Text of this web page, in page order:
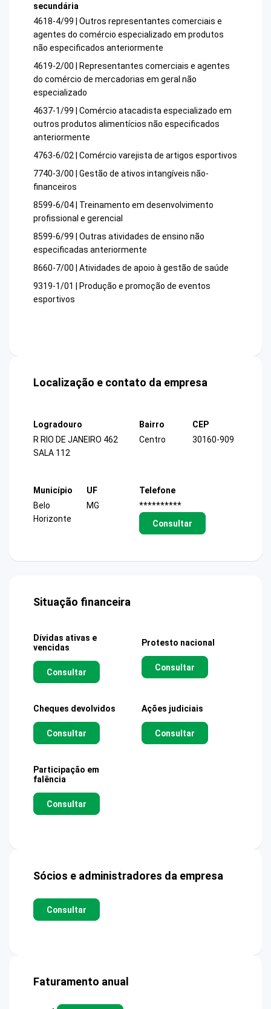
secundária
4618-4/99 | Outros representantes comerciais e
agentes do comércio especializado em produtos
não especificados anteriormente
4619-2/00 | Representantes comerciais e agentes
do comércio de mercadorias em geral não
especializado
4637-1/99 | Comércio atacadista especializado em
outros produtos alimentícios não especificados
anteriormente
4763-6/02 | Comércio varejista de artigos esportivos
7740-3/00 | Gestão de ativos intangíveis não-
financeiros
8599-6/04 | Treinamento em desenvolvimento
profissional e gerencial
8599-6/99 | Outras atividades de ensino não
especificadas anteriormente
8660-7/00 | Atividades de apoio à gestão de saúde
9319-1/01 | Produção e promoção de eventos
esportivos
Localização e contato da empresa
Logradouro
R RIO DE JANEIRO 462
SALA 112
Bairro
Centro
CEP
30160-909
Município
Belo
Horizonte
UF
MG
Telefone
**********
Consultar
Situação financeira
Dívidas ativas e
vencidas
Consultar
Protesto nacional
Consultar
Cheques devolvidos
Consultar
Ações judiciais
Consultar
Participação em
falência
Consultar
Sócios e administradores da empresa
Consultar
Faturamento anual